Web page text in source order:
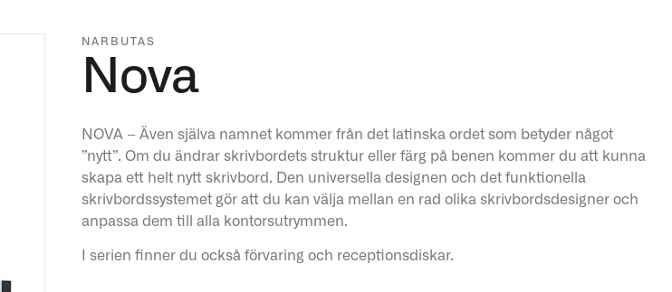
NARBUTAS
Nova
NOVA – Även själva namnet kommer från det latinska ordet som betyder något
”nytt”. Om du ändrar skrivbordets struktur eller färg på benen kommer du att kunna
skapa ett helt nytt skrivbord. Den universella designen och det funktionella
skrivbordssystemet gör att du kan välja mellan en rad olika skrivbordsdesigner och
anpassa dem till alla kontorsutrymmen.
I serien finner du också förvaring och receptionsdiskar.